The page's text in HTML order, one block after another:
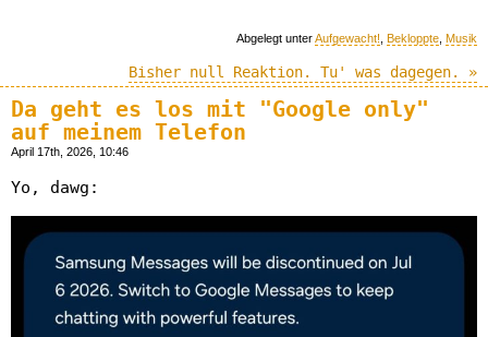
Abgelegt unterAufgewacht! Bekloppte Musik
Bisher null Reaktion. Tu' was dagegen. »
Da geht es los mit "Google only"
auf meinem Telefon
April 17th, 2026, 10:46
Yo, dawg: